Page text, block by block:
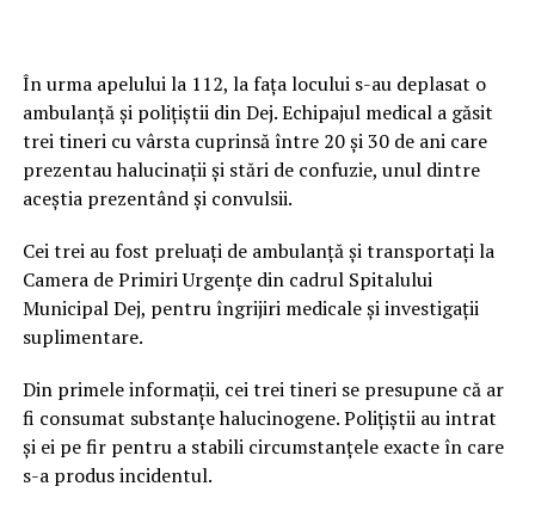
În urma apelului la 112, la fața locului s-au deplasat o
ambulanță și polițiștii din Dej. Echipajul medical a găsit
trei tineri cu vârsta cuprinsă între 20 și 30 de ani care
prezentau halucinații și stări de confuzie, unul dintre
aceștia prezentând și convulsii.
Cei trei au fost preluați de ambulanță și transportați la
Camera de Primiri Urgențe din cadrul Spitalului
Municipal Dej, pentru îngrijiri medicale și investigații
suplimentare.
Din primele informații, cei trei tineri se presupune că ar
fi consumat substanțe halucinogene. Polițiștii au intrat
și ei pe fir pentru a stabili circumstanțele exacte în care
s-a produs incidentul.